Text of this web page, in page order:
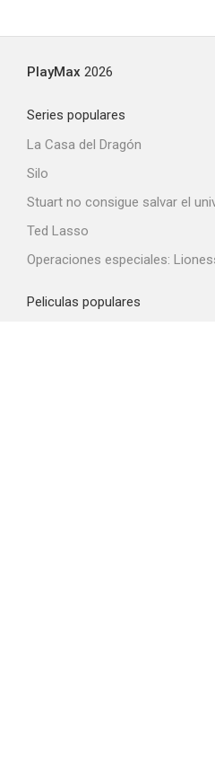
PlayMax 2026
Series populares
La Casa del Dragón
Silo
Stuart no consigue salvar el
Ted Lasso
Operaciones especiales:
Peliculas populares